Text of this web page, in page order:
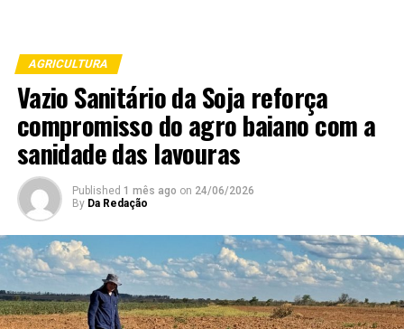
AGRICULTURA
Vazio Sanitário da Soja reforça
compromisso do agro baiano com a
sanidade das lavouras
Published 1 mês ago on 24/06/2026
By Da Redação